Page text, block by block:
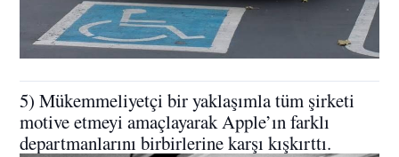
5) Mükemmeliyetçi bir yaklaşımla tüm şirketi
motive etmeyi amaçlayarak Apple’ın farklı
departmanlarını birbirlerine karşı kışkırttı.